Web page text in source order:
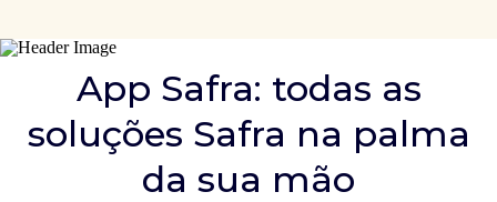
App Safra: todas as
soluções Safra na palma
da sua mão